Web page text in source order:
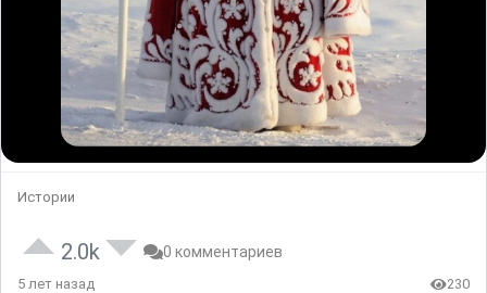
Истории
2.0k 0 комментариев
5 лет назад 230